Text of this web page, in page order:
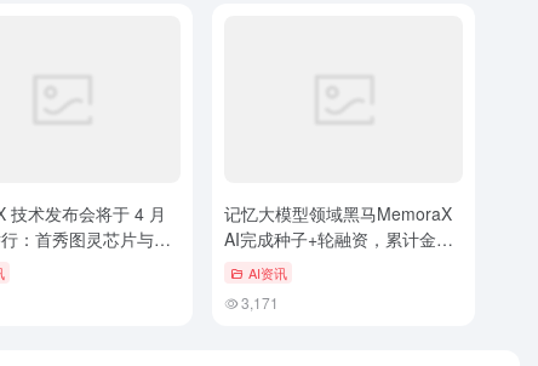
技术发布会将于 4 月
：首秀图灵芯片与线
记忆大模型领域黑马MemoraX
AI完成种子+轮融资，累计金额
超亿元
AI资讯
3,171